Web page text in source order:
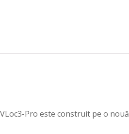
Pro este construit pe o nouă